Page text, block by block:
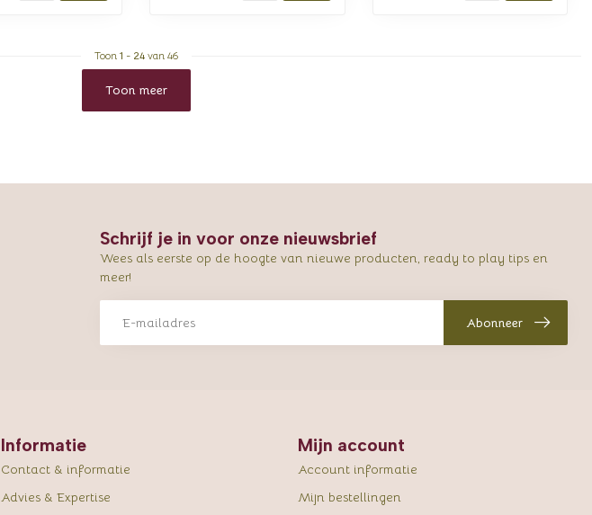
Toon 1 - 24van 46
Toon meer
Schrijf je in voor onze nieuwsbrief
Wees als eerste op de hoogte van nieuwe producten, ready to play tips en
meer!
Abonneer
Informatie
Contact & informatie
Advies & Expertise
Mijn account
Account informatie
Mijn bestellingen